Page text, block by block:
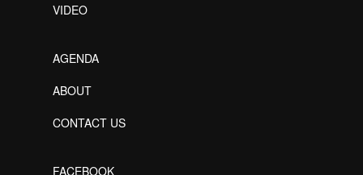
VIDEO
AGENDA
ABOUT
CONTACT US
FACEBOOK